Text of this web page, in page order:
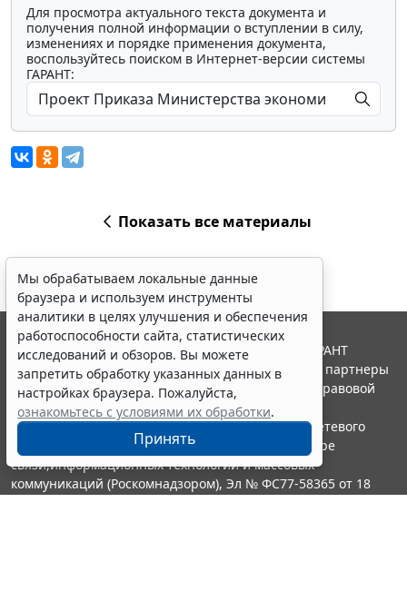
Для просмотра актуального текста документа и
получения полной информации о вступлении в силу,
изменениях и порядке применения документа,
воспользуйтесь поиском в Интернет-версии системы
ГАРАНТ:
Показать все материалы
Мы обрабатываем локальные данные
браузера и используем инструменты
аналитики в целях улучшения и обеспечения
работоспособности сайта, статистических
исследований и обзоров. Вы можете
запретить обработку указанных данных в
настройках браузера. Пожалуйста,
ознакомьтесь с условиями их обработки.
Принять
© ООО "НПП "ГАРАНТ-СЕРВИС", 2026. Система ГАРАНТ
выпускается с 1990 года. Компания "Гарант" и ее партнеры
являются участниками Российской ассоциации правовой
информации ГАРАНТ.
Портал ГАРАНТ.РУ зарегистрирован в качестве сетевого
издания Федеральной службой по надзору в сфере
связи,информационных технологий и массовых
коммуникаций (Роскомнадзором), Эл № ФС77-58365 от 18